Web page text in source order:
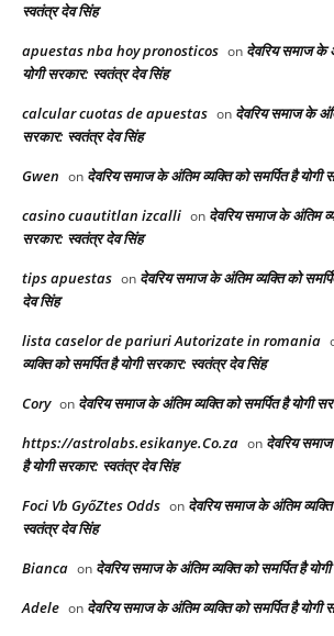
स्वतंत्र देव सिंह
apuestas nba hoy pronosticos on देवरिय समाज के
योगी सरकार: स्वतंत्र देव सिंह
calcular cuotas de apuestas on देवरिय समाज के
सरकार: स्वतंत्र देव सिंह
Gwen on देवरिय समाज के अंतिम व्यक्ति को समर्पित है
casino cuautitlan izcalli on देवरिय समाज के अंतिम
सरकार: स्वतंत्र देव सिंह
tips apuestas on देवरिय समाज के अंतिम व्यक्ति को
देव सिंह
lista caselor de pariuri Autorizate in romania
व्यक्ति को समर्पित है योगी सरकार: स्वतंत्र देव सिंह
Cory on देवरिय समाज के अंतिम व्यक्ति को समर्पित है योगी
https://astrolabs.esikanye.Co.za on देवरिय
है योगी सरकार: स्वतंत्र देव सिंह
Foci Vb GyőZtes Odds on देवरिय समाज के अंतिम
स्वतंत्र देव सिंह
Bianca on देवरिय समाज के अंतिम व्यक्ति को समर्पित है
Adele on देवरिय समाज के अंतिम व्यक्ति को समर्पित है